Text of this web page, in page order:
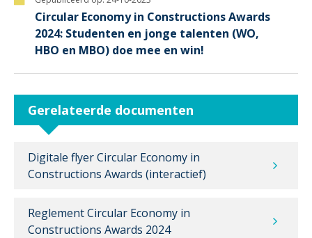
Circular Economy in Constructions Awards
2024: Studenten en jonge talenten (WO,
HBO en MBO) doe mee en win!
Gerelateerde documenten
Digitale flyer Circular Economy in
Constructions Awards (interactief)
Reglement Circular Economy in
Constructions Awards 2024